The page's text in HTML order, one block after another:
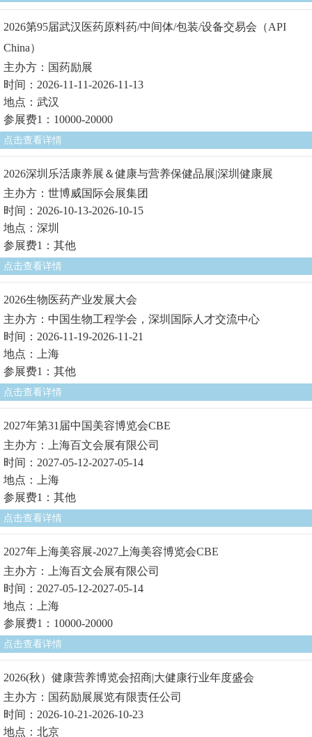
2026第95届武汉医药原料药/中间体/包装/设备交易会（API
China）
主办方：国药励展
时间：2026-11-11-2026-11-13
地点：武汉
参展费1：10000-20000
点击查看详情
2026深圳乐活康养展＆健康与营养保健品展|深圳健康展
主办方：世博威国际会展集团
时间：2026-10-13-2026-10-15
地点：深圳
参展费1：其他
点击查看详情
2026生物医药产业发展大会
主办方：中国生物工程学会，深圳国际人才交流中心
时间：2026-11-19-2026-11-21
地点：上海
参展费1：其他
点击查看详情
2027年第31届中国美容博览会CBE
主办方：上海百文会展有限公司
时间：2027-05-12-2027-05-14
地点：上海
参展费1：其他
点击查看详情
2027年上海美容展-2027上海美容博览会CBE
主办方：上海百文会展有限公司
时间：2027-05-12-2027-05-14
地点：上海
参展费1：10000-20000
点击查看详情
2026(秋）健康营养博览会招商|大健康行业年度盛会
主办方：国药励展展览有限责任公司
时间：2026-10-21-2026-10-23
地点：北京